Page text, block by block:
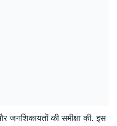
जनशिकायतों की समीक्षा की. इस